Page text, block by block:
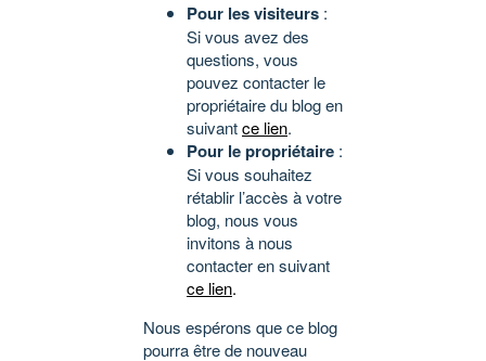
Pour les visiteurs :
Si vous avez des
questions, vous
pouvez contacter le
propriétaire du blog en
suivantce lien.
Pour le propriétaire :
Si vous souhaitez
rétablir l’accès à votre
blog, nous vous
invitons à nous
contacter en suivant
ce lien.
Nous espérons que ce blog
pourra être de nouveau